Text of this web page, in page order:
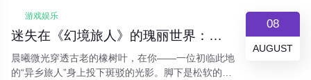
08
AUGUST
游戏娱乐
迷失在《幻境旅人》的瑰丽世界：一场关于自由、探索与星尘共鸣的沉浸式冒险
晨曦微光穿透古老的橡树叶，在你——一位初临此地
的“异乡旅人”身上投下斑驳的光影。脚下是松软的苔